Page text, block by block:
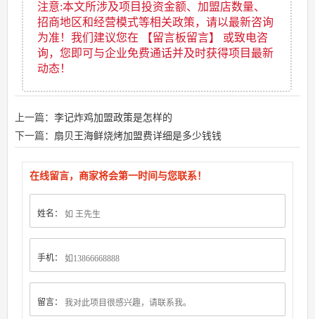
注意:本文所涉及项目投资金额、加盟店数量、
招商地区和经营模式等相关政策，请以最新咨询
为准！我们建议您在 【留言板留言】 或致电咨
询，您即可与企业免费通话并及时获得项目最新
动态！
上一篇： 李记炸鸡加盟政策是怎样的
下一篇： 扇贝王海鲜烧烤加盟费详细是多少钱钱
在线留言，商家将会第一时间与您联系！
姓名：
手机：
留言：